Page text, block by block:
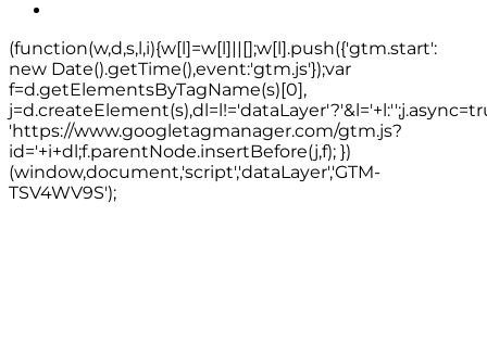
(function(w,d,s,l,i){w[l]=w[l]||[];w[l].push({'gtm.start':
new Date().getTime(),event:'gtm.js'});var
f=d.getElementsByTagName(s)[0],
'https://www.googletagmanager.com/gtm.js?
id='+i+dl;f.parentNode.insertBefore(j,f); })
(window,document,'script','dataLayer','GTM-
TSV4WV9S');